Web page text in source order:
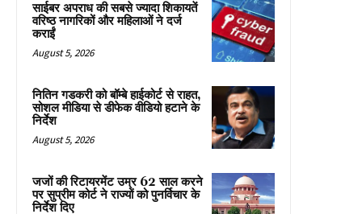
साईबर अपराध की सबसे ज्यादा शिकायतें
वरिष्ठ नागरिकों और महिलाओं ने दर्ज
कराईं
August 5, 2026
नितिन गडकरी को बॉम्बे हाईकोर्ट से राहत,
सोशल मीडिया से डीफेक वीडियो हटाने के
निर्देश
August 5, 2026
जजों की रिटायरमेंट उम्र 62 साल करने
पर सुप्रीम कोर्ट ने राज्यों को पुनर्विचार के
निर्देश दिए